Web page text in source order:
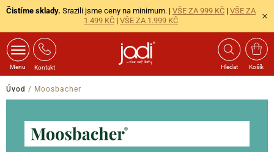
Čistíme sklady. Srazili jsme ceny na minimum. | VŠE ZA 999 KČ | VŠE ZA
1.499 KČ | VŠE ZA 1.999 KČ
Menu Kontakt Hledat Košík
Úvod / Moosbacher